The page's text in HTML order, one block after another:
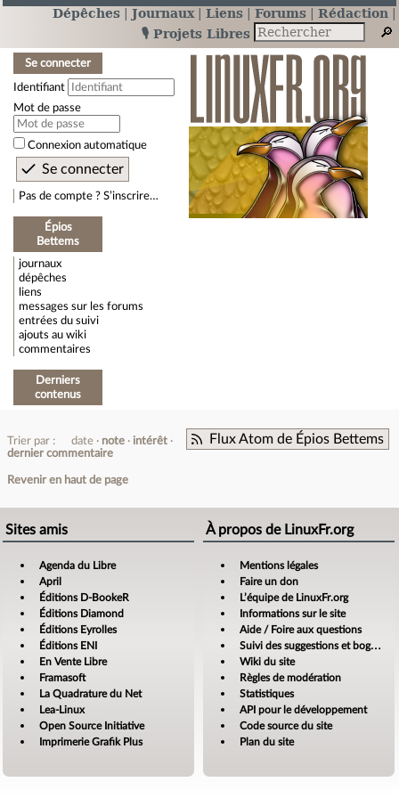
Dépêches Journaux Liens Forums
Rédaction
🎙️ Projets Libres
Se connecter
Identifiant
Mot de passe
Connexion automatique
Pas de compte ? S’inscrire…
Épios
Bettems
journaux
dépêches
liens
messages sur les forums
entrées du suivi
ajouts au wiki
commentaires
Derniers
contenus
Flux Atom de Épios Bettems
Trier par : date note
intérêt
dernier commentaire
Revenir en haut de page
Sites amis
Agenda du Libre
April
Éditions D-BookeR
Éditions Diamond
Éditions Eyrolles
Éditions ENI
En Vente Libre
Framasoft
La Quadrature du Net
Lea-Linux
Open Source Initiative
Imprimerie Grafik Plus
À propos de LinuxFr.org
Mentions légales
Faire un don
L’équipe de LinuxFr.org
Informations sur le site
Aide / Foire aux questions
Suivi des suggestions et bogues
Wiki du site
Règles de modération
Statistiques
API pour le développement
Code source du site
Plan du site